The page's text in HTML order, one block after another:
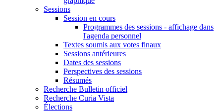
Sessions
Session en cours
Programmes des sessions - affichage dans
l'agenda personnel
Textes soumis aux votes finaux
Sessions antérieures
Dates des sessions
Perspectives des sessions
Résumés
Recherche Bulletin officiel
Recherche Curia Vista
Élections